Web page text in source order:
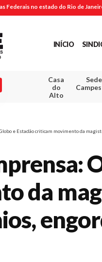
Federais no estado do Rio de
INÍCIO
Casa
do
Alto
Sede
e Estadão criticam movimento da
da